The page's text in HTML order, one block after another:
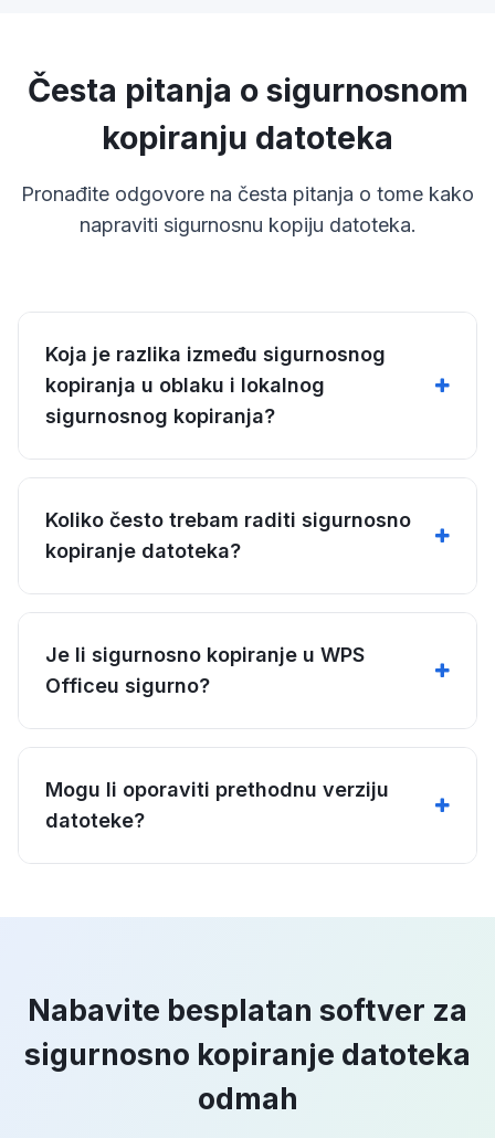
Česta pitanja o sigurnosnom
kopiranju datoteka
Pronađite odgovore na česta pitanja o tome kako
napraviti sigurnosnu kopiju datoteka.
Koja je razlika između sigurnosnog
kopiranja u oblaku i lokalnog
sigurnosnog kopiranja?
Koliko često trebam raditi sigurnosno
kopiranje datoteka?
Je li sigurnosno kopiranje u WPS
Officeu sigurno?
Mogu li oporaviti prethodnu verziju
datoteke?
Nabavite besplatan softver za
sigurnosno kopiranje datoteka
odmah